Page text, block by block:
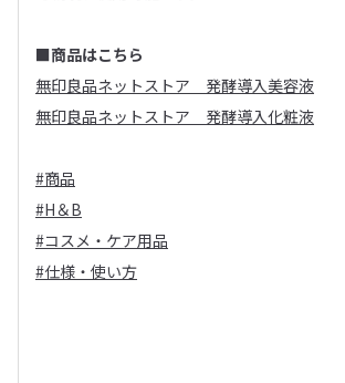
■商品はこちら
無印良品ネットストア 発酵導入美容液
無印良品ネットストア 発酵導入化粧液
#商品
#H＆B
#コスメ・ケア用品
#仕様・使い方